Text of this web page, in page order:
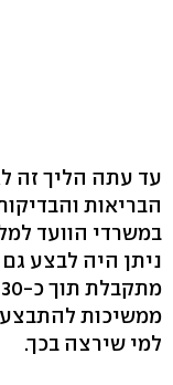
עד עתה הליך זה
הבריאות
במשרדי הוועד
ניתן היה לבצע
ממשיכות להתבצע
למי שירצה בכך.